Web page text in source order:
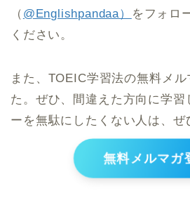
（ @Englishpandaa）
をフォロ
ください。
また、TOEIC学習法の無料メ
た。ぜひ、間違えた方向に学
ーを無駄にしたくない人は、ぜ
無料メルマガ